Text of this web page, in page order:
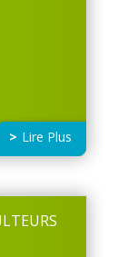
Lire Plus